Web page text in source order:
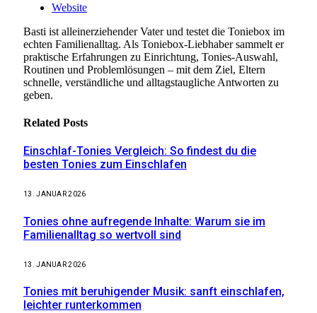
Website
Basti ist alleinerziehender Vater und testet die Toniebox im
echten Familienalltag. Als Toniebox-Liebhaber sammelt er
praktische Erfahrungen zu Einrichtung, Tonies-Auswahl,
Routinen und Problemlösungen – mit dem Ziel, Eltern
schnelle, verständliche und alltagstaugliche Antworten zu
geben.
Related Posts
Einschlaf-Tonies Vergleich: So findest du die
besten Tonies zum Einschlafen
13. JANUAR 2026
Tonies ohne aufregende Inhalte: Warum sie im
Familienalltag so wertvoll sind
13. JANUAR 2026
Tonies mit beruhigender Musik: sanft einschlafen,
leichter runterkommen